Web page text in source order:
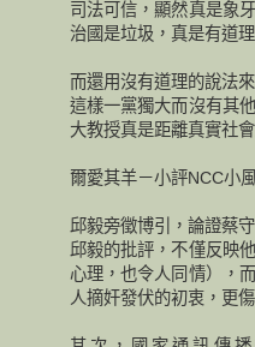
司法可信，顯然真是象
治國是垃圾，真是有道理
而還用沒有道理的說法
這樣一黨獨大而沒有其
大教授真是距離真實社
爾愛其羊－小評NCC小
邱毅旁徵博引，論證蔡
邱毅的批評，不僅反映
心理，也令人同情），
人摘奸發伏的初衷，更